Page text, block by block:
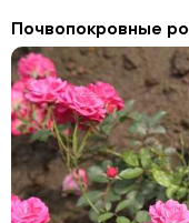
Почвопокровные